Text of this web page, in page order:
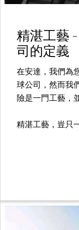
精湛工藝
司的定義
在安達，我們為
球公司，然而我
險是一門工藝，
精湛工藝，豈只